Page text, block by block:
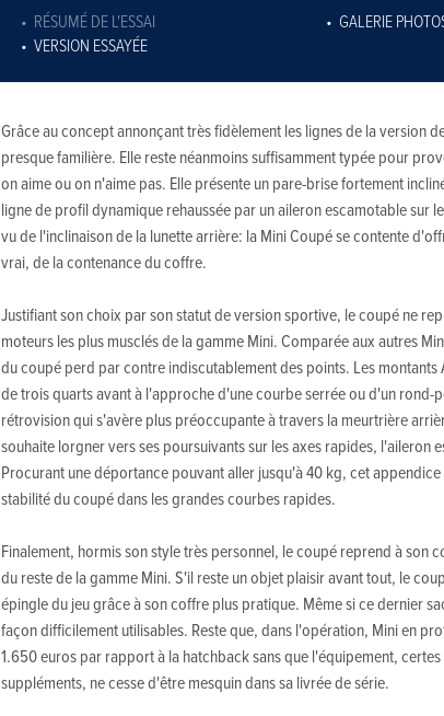
RÉSUMÉ DE L'ESSAI
GALERIE
VERSION ESSAYÉE
Grâce au concept annonçant très fidèlement les lignes de la version
presque familière. Elle reste néanmoins suffisamment typée pour
on aime ou on n'aime pas. Elle présente un pare-brise fortement
ligne de profil dynamique rehaussée par un aileron escamotable sur
vu de l'inclinaison de la lunette arrière: la Mini Coupé se contente
vrai, de la contenance du coffre.
Justifiant son choix par son statut de version sportive, le coupé ne
moteurs les plus musclés de la gamme Mini. Comparée aux autres
du coupé perd par contre indiscutablement des points. Les montants
de trois quarts avant à l'approche d'une courbe serrée ou d'un rond-
rétrovision qui s'avère plus préoccupante à travers la meurtrière
souhaite lorgner vers ses poursuivants sur les axes rapides, l'aileron
Procurant une déportance pouvant aller jusqu'à 40 kg, cet
stabilité du coupé dans les grandes courbes rapides.
Finalement, hormis son style très personnel, le coupé reprend à son
du reste de la gamme Mini. S'il reste un objet plaisir avant tout, le
épingle du jeu grâce à son coffre plus pratique. Même si ce dernier
façon difficilement utilisables. Reste que, dans l'opération, Mini en
1.650 euros par rapport à la hatchback sans que l'équipement,
suppléments, ne cesse d'être mesquin dans sa livrée de série.